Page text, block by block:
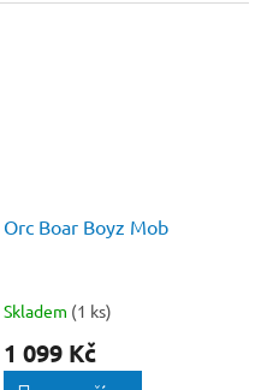
Orc Boar Boyz Mob
Skladem (1 ks)
1 099 Kč